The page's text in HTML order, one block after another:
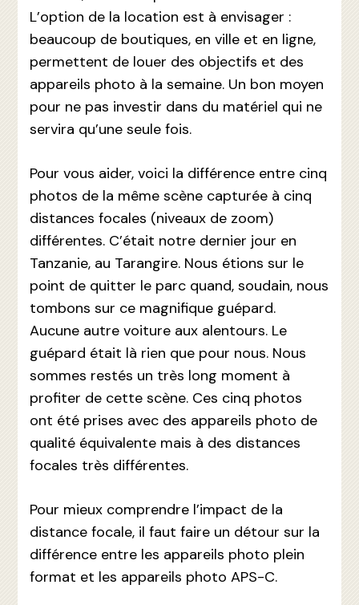
L’option de la location est à envisager :
beaucoup de boutiques, en ville et en ligne,
permettent de louer des objectifs et des
appareils photo à la semaine. Un bon moyen
pour ne pas investir dans du matériel qui ne
servira qu’une seule fois.
Pour vous aider, voici la différence entre cinq
photos de la même scène capturée à cinq
distances focales (niveaux de zoom)
différentes. C’était notre dernier jour en
Tanzanie, au Tarangire. Nous étions sur le
point de quitter le parc quand, soudain, nous
tombons sur ce magnifique guépard.
Aucune autre voiture aux alentours. Le
guépard était là rien que pour nous. Nous
sommes restés un très long moment à
profiter de cette scène. Ces cinq photos
ont été prises avec des appareils photo de
qualité équivalente mais à des distances
focales très différentes.
Pour mieux comprendre l’impact de la
distance focale, il faut faire un détour sur la
différence entre les appareils photo plein
format et les appareils photo APS-C.